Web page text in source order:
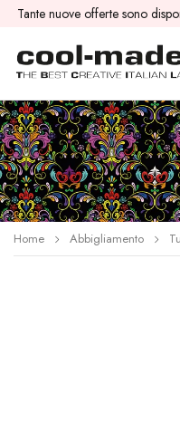
Tante nuove offerte sono
Home Abbigliamento